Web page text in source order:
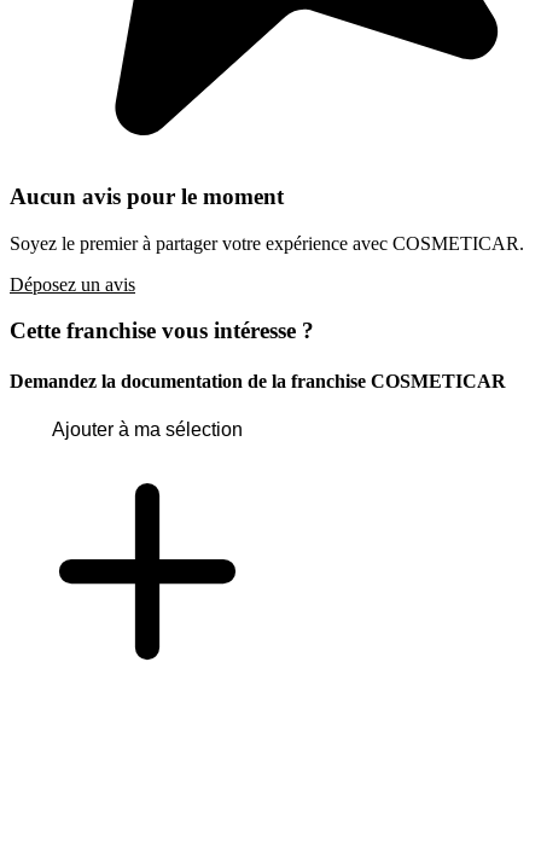
Aucun avis pour le moment
Soyez le premier à partager votre expérience avec COSMETICAR.
Déposez un avis
Cette franchise vous intéresse ?
Demandez la documentation de la franchise COSMETICAR
Ajouter à ma sélection